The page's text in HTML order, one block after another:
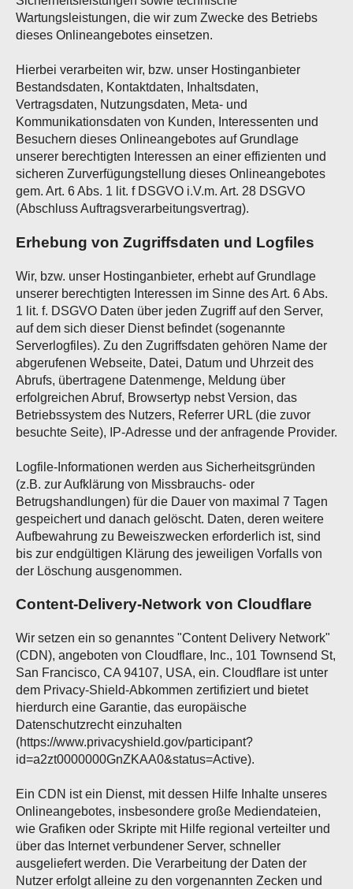
Wartungsleistungen, die wir zum Zwecke des Betriebs
dieses Onlineangebotes einsetzen.
Hierbei verarbeiten wir, bzw. unser Hostinganbieter
Bestandsdaten, Kontaktdaten, Inhaltsdaten,
Vertragsdaten, Nutzungsdaten, Meta- und
Kommunikationsdaten von Kunden, Interessenten und
Besuchern dieses Onlineangebotes auf Grundlage
unserer berechtigten Interessen an einer effizienten und
sicheren Zurverfügungstellung dieses Onlineangebotes
gem. Art. 6 Abs. 1 lit. f DSGVO i.V.m. Art. 28 DSGVO
(Abschluss Auftragsverarbeitungsvertrag).
Erhebung von Zugriffsdaten und Logfiles
Wir, bzw. unser Hostinganbieter, erhebt auf Grundlage
unserer berechtigten Interessen im Sinne des Art. 6 Abs.
1 lit. f. DSGVO Daten über jeden Zugriff auf den Server,
auf dem sich dieser Dienst befindet (sogenannte
Serverlogfiles). Zu den Zugriffsdaten gehören Name der
abgerufenen Webseite, Datei, Datum und Uhrzeit des
Abrufs, übertragene Datenmenge, Meldung über
erfolgreichen Abruf, Browsertyp nebst Version, das
Betriebssystem des Nutzers, Referrer URL (die zuvor
besuchte Seite), IP-Adresse und der anfragende Provider.
Logfile-Informationen werden aus Sicherheitsgründen
(z.B. zur Aufklärung von Missbrauchs- oder
Betrugshandlungen) für die Dauer von maximal 7 Tagen
gespeichert und danach gelöscht. Daten, deren weitere
Aufbewahrung zu Beweiszwecken erforderlich ist, sind
bis zur endgültigen Klärung des jeweiligen Vorfalls von
der Löschung ausgenommen.
Content-Delivery-Network von Cloudflare
Wir setzen ein so genanntes "Content Delivery Network"
(CDN), angeboten von Cloudflare, Inc., 101 Townsend St,
San Francisco, CA 94107, USA, ein. Cloudflare ist unter
dem Privacy-Shield-Abkommen zertifiziert und bietet
hierdurch eine Garantie, das europäische
Datenschutzrecht einzuhalten
(https://www.privacyshield.gov/participant?
id=a2zt0000000GnZKAA0&status=Active).
Ein CDN ist ein Dienst, mit dessen Hilfe Inhalte unseres
Onlineangebotes, insbesondere große Mediendateien,
wie Grafiken oder Skripte mit Hilfe regional verteilter und
über das Internet verbundener Server, schneller
ausgeliefert werden. Die Verarbeitung der Daten der
Nutzer erfolgt alleine zu den vorgenannten Zecken und